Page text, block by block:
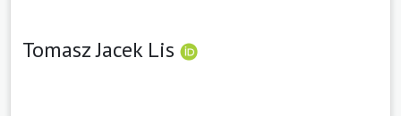
Tomasz Jacek Lis